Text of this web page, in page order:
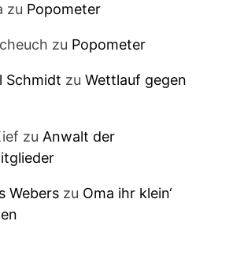
zu Popometer
zu Popometer
Schmidt zu Wettlauf gegen
zu Anwalt der
Weberszu Oma ihr klein‘